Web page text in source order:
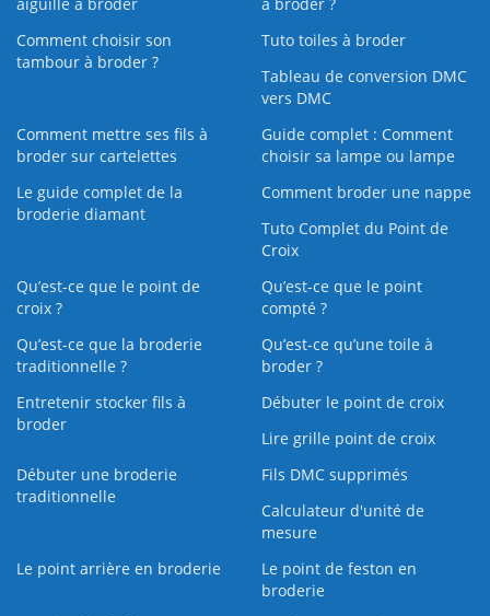
Comment choisir son
tambour à broder ?
Tuto toiles à broder
Tableau de conversion DMC
vers DMC
Comment mettre ses fils à
broder sur cartelettes
Guide complet : Comment
choisir sa lampe ou lampe
Le guide complet de la
broderie diamant
Comment broder une nappe
Tuto Complet du Point de
Croix
Qu’est-ce que le point de
croix ?
Qu’est-ce que le point
compté ?
Qu’est-ce que la broderie
traditionnelle ?
Qu’est‑ce qu’une toile à
broder ?
Entretenir stocker fils à
broder
Débuter le point de croix
Lire grille point de croix
Débuter une broderie
traditionnelle
Fils DMC supprimés
Calculateur d'unité de
mesure
Le point arrière en broderie
Le point de feston en
broderie